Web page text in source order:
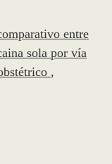
entre
sola por vía
,